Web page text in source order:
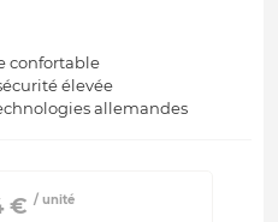
confortable
élevée
allemandes
€ / unité